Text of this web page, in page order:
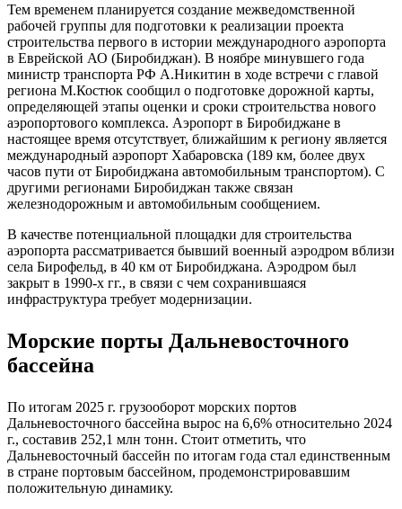
Тем временем планируется создание межведомственной
рабочей группы для подготовки к реализации проекта
строительства первого в истории международного аэропорта
в Еврейской АО (Биробиджан). В ноябре минувшего года
министр транспорта РФ А.Никитин в ходе встречи с главой
региона М.Костюк сообщил о подготовке дорожной карты,
определяющей этапы оценки и сроки строительства нового
аэропортового комплекса. Аэропорт в Биробиджане в
настоящее время отсутствует, ближайшим к региону является
международный аэропорт Хабаровска (189 км, более двух
часов пути от Биробиджана автомобильным транспортом). С
другими регионами Биробиджан также связан
железнодорожным и автомобильным сообщением.
В качестве потенциальной площадки для строительства
аэропорта рассматривается бывший военный аэродром вблизи
села Бирофельд, в 40 км от Биробиджана. Аэродром был
закрыт в 1990-х гг., в связи с чем сохранившаяся
инфраструктура требует модернизации.
Морские порты Дальневосточного
бассейна
По итогам 2025 г. грузооборот морских портов
Дальневосточного бассейна вырос на 6,6% относительно 2024
г., составив 252,1 млн тонн. Стоит отметить, что
Дальневосточный бассейн по итогам года стал единственным
в стране портовым бассейном, продемонстрировавшим
положительную динамику.